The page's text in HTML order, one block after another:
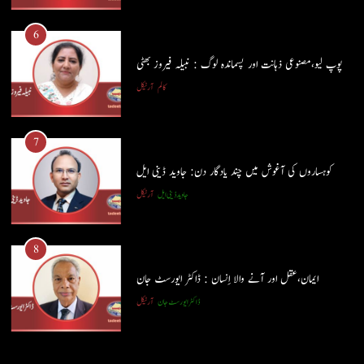
7
8
6
پوپ لیو،مصنوعی ذہانت اور پسماندہ لوگ : نبیلہ فیروز بھٹی
آرٹیکل کالم
7
کوہساروں کی آغوش میں چند یادگار دن: جاوید ڈینی ایل
آرٹیکل جاوید ڈینی ایل
8
ایمان،عقل اور آنے والا اِنسان : ڈاکٹر ایورسٹ جان
آرٹیکل ڈاکٹر ایورسٹ جان